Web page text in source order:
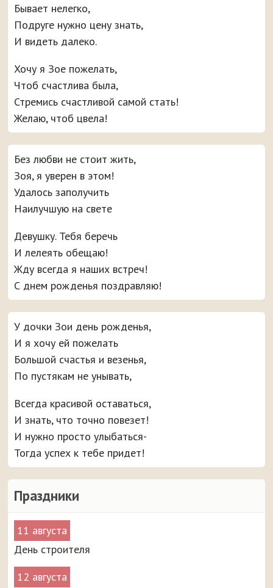
Праздники
11 августа
День строителя
12 августа
Бывает нелегко,
Подруге нужно цену знать,
И видеть далеко.
Хочу я Зое пожелать,
Чтоб счастлива была,
Стремись счастливой самой стать!
Желаю, чтоб цвела!
Без любви не стоит жить,
Зоя, я уверен в этом!
Удалось заполучить
Наилучшую на свете
Девушку. Тебя беречь
И лелеять обещаю!
Жду всегда я наших встреч!
С днем рожденья поздравляю!
У дочки Зои день рожденья,
И я хочу ей пожелать
Большой счастья и везенья,
По пустякам не унывать,
Всегда красивой оставаться,
И знать, что точно повезет!
И нужно просто улыбаться-
Тогда успех к тебе придет!